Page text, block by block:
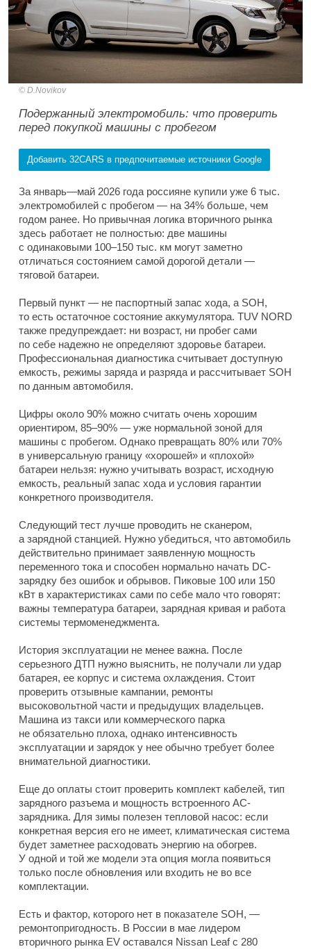
D.Novikov
Подержанный электромобиль: что проверить
перед покупкой машины с пробегом
Добавить 32CARS в предпочитаемые источники Google
За январь—май 2026 года россияне купили уже 6 тыс.
электромобилей с пробегом — на 34% больше, чем
годом ранее. Но привычная логика вторичного рынка
здесь работает не полностью: две машины
с одинаковыми 100–150 тыс. км могут заметно
отличаться состоянием самой дорогой детали —
тяговой батареи.
Первый пункт — не паспортный запас хода, а SOH,
то есть остаточное состояние аккумулятора. TUV NORD
также предупреждает: ни возраст, ни пробег сами
по себе надежно не определяют здоровье батареи.
Профессиональная диагностика считывает доступную
емкость, режимы заряда и разряда и рассчитывает SOH
по данным автомобиля.
Цифры около 90% можно считать очень хорошим
ориентиром, 85–90% — уже нормальной зоной для
машины с пробегом. Однако превращать 80% или 70%
в универсальную границу «хорошей» и «плохой»
батареи нельзя: нужно учитывать возраст, исходную
емкость, реальный запас хода и условия гарантии
конкретного производителя.
Следующий тест лучше проводить не сканером,
а зарядной станцией. Нужно убедиться, что автомобиль
действительно принимает заявленную мощность
переменного тока и способен нормально начать DC-
зарядку без ошибок и обрывов. Пиковые 100 или 150
кВт в характеристиках сами по себе мало что говорят:
важны температура батареи, зарядная кривая и работа
системы термоменеджмента.
История эксплуатации не менее важна. После
серьезного ДТП нужно выяснить, не получали ли удар
батарея, ее корпус и система охлаждения. Стоит
проверить отзывные кампании, ремонты
высоковольтной части и предыдущих владельцев.
Машина из такси или коммерческого парка
не обязательно плоха, однако интенсивность
эксплуатации и зарядок у нее обычно требует более
внимательной диагностики.
Еще до оплаты стоит проверить комплект кабелей, тип
зарядного разъема и мощность встроенного AC-
зарядника. Для зимы полезен тепловой насос: если
конкретная версия его не имеет, климатическая система
будет заметнее расходовать энергию на обогрев.
У одной и той же модели эта опция могла появиться
только после обновления или входить не во все
комплектации.
Есть и фактор, которого нет в показателе SOH, —
ремонтопригодность. В России в мае лидером
вторичного рынка EV оставался Nissan Leaf с 280